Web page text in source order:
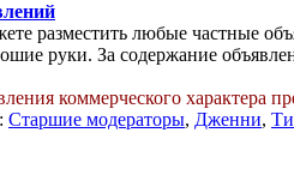
разместить любые частные
руки. За содержание
коммерческого характера
Старшие модераторы, Дженни,